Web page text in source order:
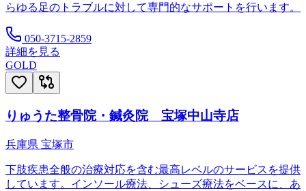
らゆる足のトラブルに対して専門的なサポートを行います。
050-3715-2859
詳細を見る
GOLD
りゅうた整骨院・鍼灸院 宝塚中山寺店
兵庫県 宝塚市
下肢疾患全般の治療対応を含む最高レベルのサービスを提供
しています。インソール療法、シューズ療法をベースに、あ